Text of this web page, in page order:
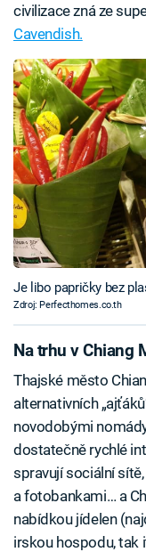
civilizace zná ze
Cavendish.
Je libo papričky bez
Zdroj: Perfecthomes.co.th
Na trhu v Chiang
Thajské město
alternativních
novodobými
dostatečně rychlé
spravují sociální
a fotobankami… a
nabídkou jídelen
irskou hospodu, tak